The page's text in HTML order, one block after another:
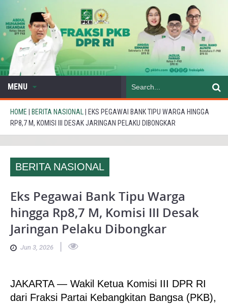
MENU
HOME BERITA NASIONAL
EKS PEGAWAI BANK TIPU WARGA HINGGA
RP8,7 M, KOMISI III DESAK JARINGAN PELAKU DIBONGKAR
BERITA NASIONAL
Eks Pegawai Bank Tipu Warga
hingga Rp8,7 M, Komisi III Desak
Jaringan Pelaku Dibongkar
Jun 3, 2026
JAKARTA — Wakil Ketua Komisi III DPR RI
dari Fraksi Partai Kebangkitan Bangsa (PKB),